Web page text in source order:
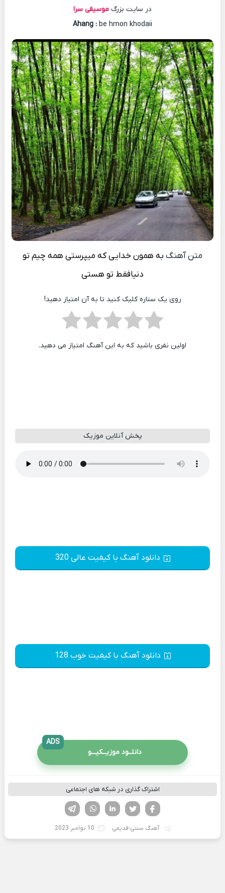
در سایت بزرگ موسیقی سرا
Ahang : be hmon khodaii
متن آهنگ به همون خدایی که میپرستی همه چیم تو
دنیافقط تو هستی
روی یک ستاره کلیک کنید تا به آن امتیاز دهید!
اولین نفری باشید که به این آهنگ امتیاز می دهید.
پخش آنلاین موزیک
دانلود آهنگ با کیفیت عالی 320
دانلود آهنگ با کیفیت خوب 128
دانلــود موزیــکیـــو
ADS
اشتراک گذاری در شبکه های اجتماعی
لینکدین تویتر
فیسوک
آهنگ سنتی-قدیمی 10 نوامبر 2023